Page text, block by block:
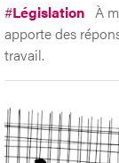
#Législation À
apporte des
travail.